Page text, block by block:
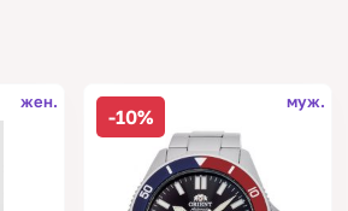
жен.
-10%
муж.